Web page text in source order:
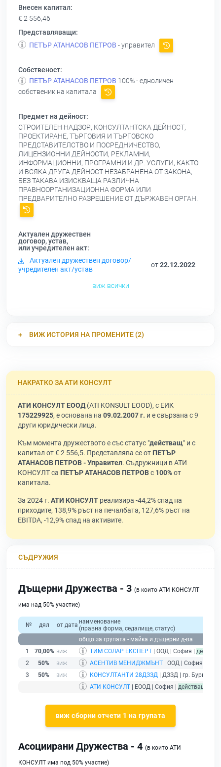
Внесен капитал:
€ 2 556,46
Представляващи:
ПЕТЪР АТАНАСОВ ПЕТРОВ - управител
Собственост:
ПЕТЪР АТАНАСОВ ПЕТРОВ 100% - едноличен
собственик на капитала
Предмет на дейност:
СТРОИТЕЛЕН НАДЗОР, КОНСУЛТАНТСКА ДЕЙНОСТ,
ПРОЕКТИРАНЕ, ТЪРГОВИЯ И ТЪРГОВСКО
ПРЕДСТАВИТЕЛСТВО И ПОСРЕДНИЧЕСТВО,
ЛИЦЕНЗИОННИ ДЕЙНОСТИ, РЕКЛАМНИ,
ИНФОРМАЦИОННИ, ПРОГРАМНИ И ДР. УСЛУГИ, КАКТО
И ВСЯКА ДРУГА ДЕЙНОСТ НЕЗАБРАНЕНА ОТ ЗАКОНА,
БЕЗ ТАКАВА ИЗИСКВАЩА РАЗЛИЧНА
ПРАВНООРГАНИЗАЦИОННА ФОРМА ИЛИ
ПРЕДВАРИТЕЛНО РАЗРЕШЕНИЕ ОТ ДЪРЖАВЕН ОРГАН.
Актуален дружествен
договор, устав,
или учредителен акт:
Актуален дружествен договор/
учредителен акт/устав
от22.12.2022
виж всички
ВИЖ ИСТОРИЯ НА ПРОМЕНИТЕ (2)
НАКРАТКО ЗА АТИ КОНСУЛТ
АТИ КОНСУЛТ ЕООД(ATI KONSULT EOOD), с ЕИК
175229925, е основана на 09.02.2007 г. и е свързана с 9
други юридически лица.
Към момента дружеството е със статус "действащ" и с
капитал от € 2 556,5. Представлява се от ПЕТЪР
АТАНАСОВ ПЕТРОВ - Управител. Съдружници в АТИ
КОНСУЛТ са ПЕТЪР АТАНАСОВ ПЕТРОВс 100%от
капитала.
За 2024 г. АТИ КОНСУЛТ реализира -44,2% спад на
приходите, 138,9% ръст на печалбата, 127,6% ръст на
EBITDA, -12,9% спад на активите.
СЪДРУЖИЯ
Дъщерни Дружества - 3 (в които АТИ КОНСУЛТ
има над 50% участие)
№ дял от дата наименование
(правна форма, седалище, статус)
общо за групата - майка и дъщерни д-ва
1
70,00% ТИМ СОЛАР ЕКСПЕРТ | ООД | София |
2
50% АСЕНТИВ МЕНИДЖМЪНТ | ООД | София |
3
50% КОНСУЛТАНТИ 28ДЗЗД | ДЗЗД | гр. Бургас |
АТИ КОНСУЛТ | ЕООД | София | действащ
виж сборни отчети 1 на групата
Асоциирани Дружества - 4 (в които АТИ
КОНСУЛТ има под 50% участие)